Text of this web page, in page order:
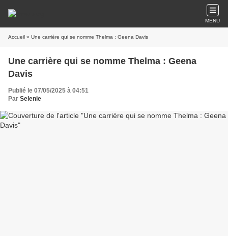
MENU
Accueil » Une carrière qui se nomme Thelma : Geena Davis
Une carrière qui se nomme Thelma : Geena
Davis
Publié le 07/05/2025 à 04:51
Par Selenie